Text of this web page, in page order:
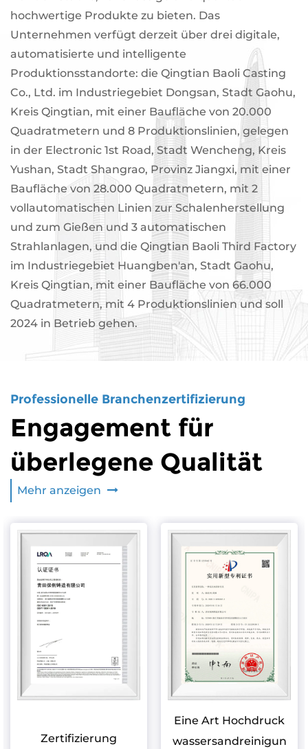
hochwertige Produkte zu bieten. Das
Unternehmen verfügt derzeit über drei digitale,
automatisierte und intelligente
Produktionsstandorte: die Qingtian Baoli Casting
Co., Ltd. im Industriegebiet Dongsan, Stadt Gaohu,
Kreis Qingtian, mit einer Baufläche von 20.000
Quadratmetern und 8 Produktionslinien, gelegen
in der Electronic 1st Road, Stadt Wencheng, Kreis
Yushan, Stadt Shangrao, Provinz Jiangxi, mit einer
Baufläche von 28.000 Quadratmetern, mit 2
vollautomatischen Linien zur Schalenherstellung
und zum Gießen und 3 automatischen
Strahlanlagen, und die Qingtian Baoli Third Factory
im Industriegebiet Huangben'an, Stadt Gaohu,
Kreis Qingtian, mit einer Baufläche von 66.000
Quadratmetern, mit 4 Produktionslinien und soll
2024 in Betrieb gehen.
Professionelle Branchenzertifizierung
Engagement für
überlegene Qualität
Mehr anzeigen
Zertifizierung
Eine Art Hochdruck
wassersandreinigun